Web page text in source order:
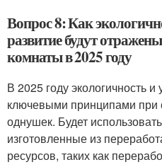
Вопрос 8: Как
развитие будут
комнаты в 2025 году
В 2025 году экологичность и
ключевыми принципами при
однушек. Будет
изготовленные из
ресурсов, таких как